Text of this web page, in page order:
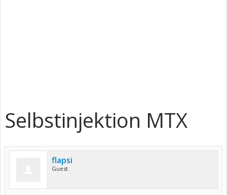
Selbstinjektion MTX
flapsi
Guest